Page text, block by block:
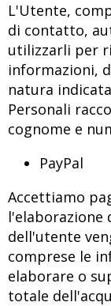
L'Utente,
di contatto,
utilizzarli per
informazioni,
natura
Personali
cognome e
PayPal
Accettiamo
l'elaborazione
dell'utente
comprese le
elaborare o
totale